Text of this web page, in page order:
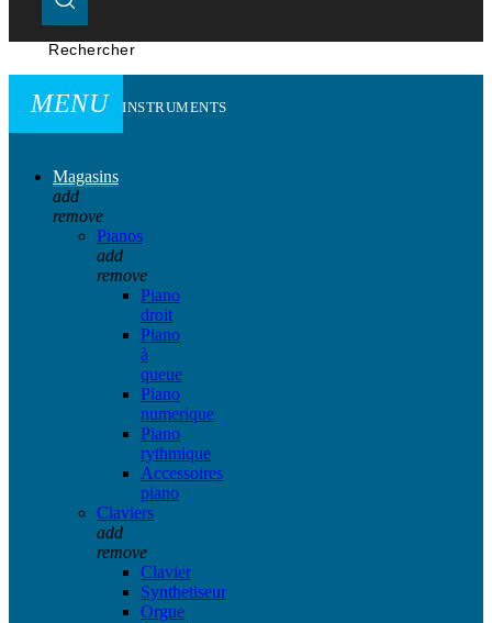
Rechercher
MENU INSTRUMENTS
Magasins
add
remove
Pianos
add
remove
Piano
droit
Piano
à
queue
Piano
numerique
Piano
rythmique
Accessoires
piano
Claviers
add
remove
Clavier
Synthetiseur
Orgue